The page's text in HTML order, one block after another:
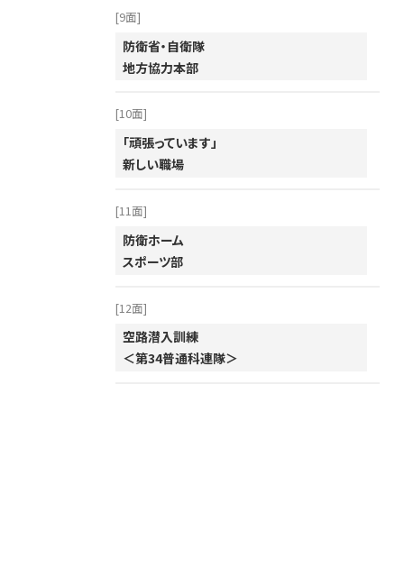
[9面]
防衛省・自衛隊
地方協力本部
[10面]
「頑張っています」
新しい職場
[11面]
防衛ホーム
スポーツ部
[12面]
空路潜入訓練
＜第34普通科連隊＞